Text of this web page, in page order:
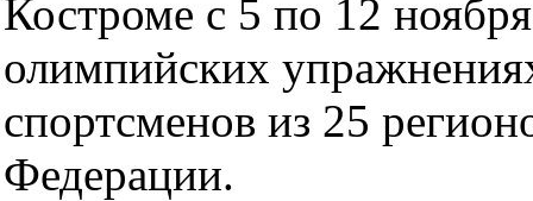
Костроме с 5 по 12
олимпийских
спортсменов из 25
Федерации.